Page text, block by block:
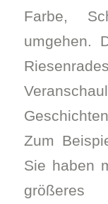
Farbe,
umgehen.
Zum
Sie haben
größeres